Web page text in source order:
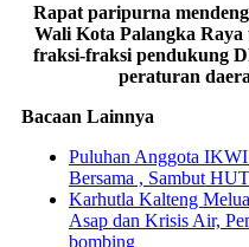
Rapat paripurna
Wali Kota Palangka
fraksi-fraksi pendukung
peraturan
Bacaan Lainnya
Puluhan Anggota
Bersama , Sambut
Karhutla Kalteng
Asap dan Krisis Air,
bombing